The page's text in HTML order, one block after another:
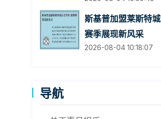
斯基普加盟莱斯特
赛季展现新风采
2026-08-04 10:18:07
导航